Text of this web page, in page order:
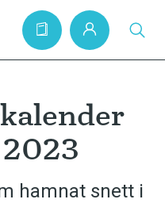
2023
hamnat snett i